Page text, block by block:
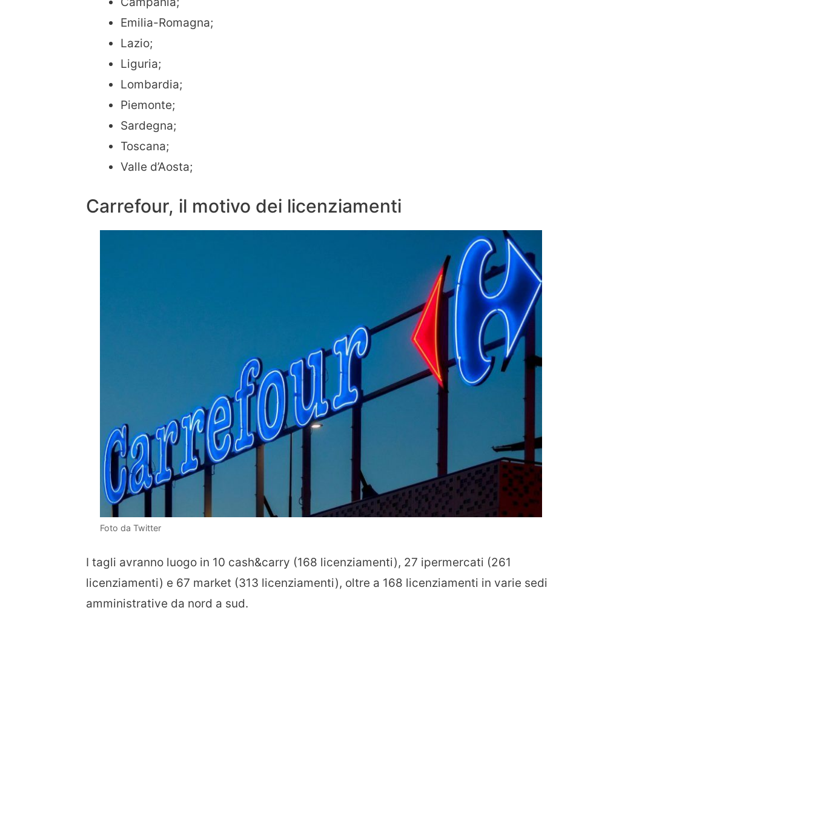
Emilia-Romagna;
Lazio;
Liguria;
Lombardia;
Piemonte;
Sardegna;
Toscana;
Valle d’Aosta;
Carrefour, il motivo dei licenziamenti
Foto da Twitter
I tagli avranno luogo in 10 cash&carry (168 licenziamenti), 27 ipermercati (261
licenziamenti) e 67 market (313 licenziamenti), oltre a 168 licenziamenti in varie sedi
amministrative da nord a sud.